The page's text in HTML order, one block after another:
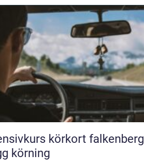
körkort falkenberg snabb väg till
körning